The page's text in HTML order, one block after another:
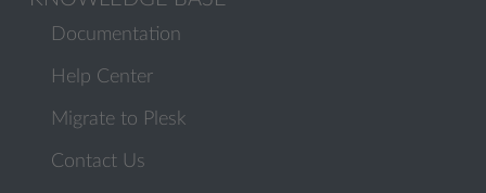
Documentation
Help Center
Migrate to Plesk
Contact Us